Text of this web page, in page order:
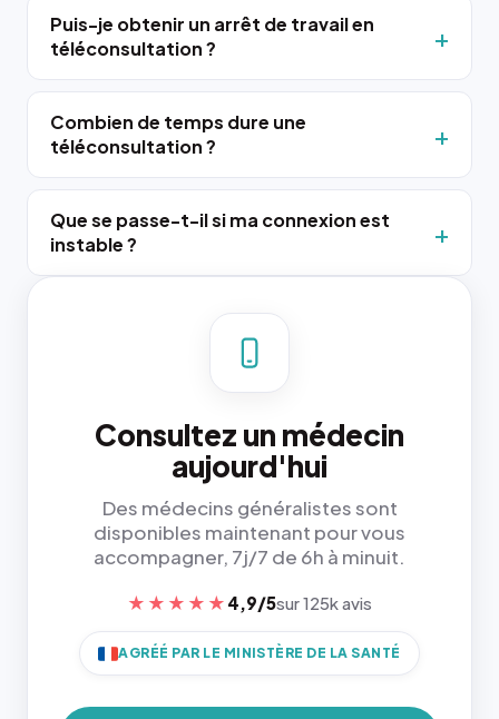
Puis-je obtenir un arrêt de travail en
téléconsultation ?
Combien de temps dure une
téléconsultation ?
Que se passe-t-il si ma connexion est
instable ?
Consultez un médecin
aujourd'hui
Des médecins généralistes sont
disponibles maintenant pour vous
accompagner, 7j/7 de 6h à minuit.
★★★★★ 4,9/5sur 125k avis
AGRÉÉ PAR LE MINISTÈRE DE LA SANTÉ